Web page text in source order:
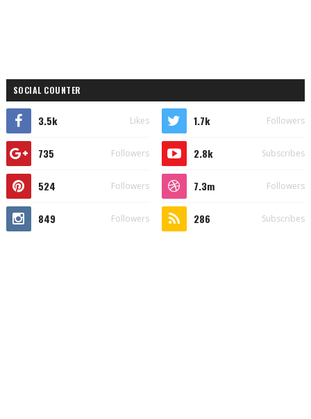
SOCIAL COUNTER
3.5k Likes 1.7k Followers
735 Followers 2.8k Subscribes
524 Followers 7.3m Followers
849 Followers 286 Subscribes